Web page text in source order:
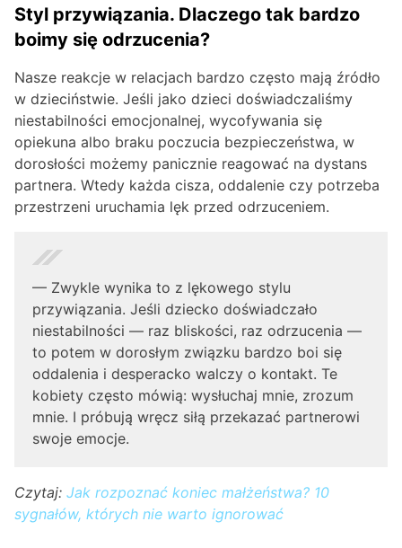
Styl przywiązania. Dlaczego tak bardzo
boimy się odrzucenia?
Nasze reakcje w relacjach bardzo często mają źródło
w dzieciństwie. Jeśli jako dzieci doświadczaliśmy
niestabilności emocjonalnej, wycofywania się
opiekuna albo braku poczucia bezpieczeństwa, w
dorosłości możemy panicznie reagować na dystans
partnera. Wtedy każda cisza, oddalenie czy potrzeba
przestrzeni uruchamia lęk przed odrzuceniem.
— Zwykle wynika to z lękowego stylu
przywiązania. Jeśli dziecko doświadczało
niestabilności — raz bliskości, raz odrzucenia —
to potem w dorosłym związku bardzo boi się
oddalenia i desperacko walczy o kontakt. Te
kobiety często mówią: wysłuchaj mnie, zrozum
mnie. I próbują wręcz siłą przekazać partnerowi
swoje emocje.
Czytaj: Jak rozpoznać koniec małżeństwa? 10
sygnałów, których nie warto ignorować